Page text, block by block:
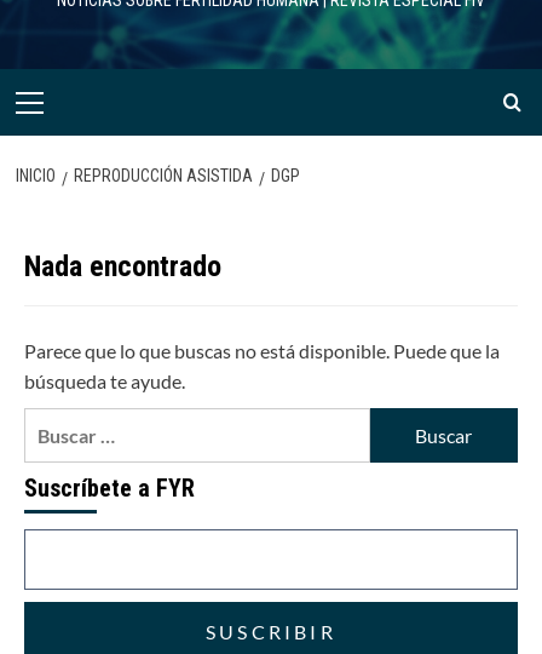
Menú
INICIO REPRODUCCIÓN ASISTIDA DGP
Nada encontrado
Parece que lo que buscas no está disponible. Puede que la
búsqueda te ayude.
Suscríbete a FYR